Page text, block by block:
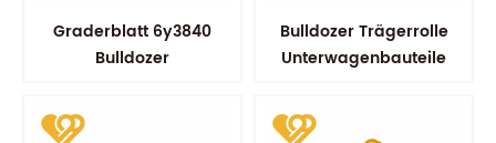
Graderblatt 6y3840
Bulldozer
Ersatzverschleißteile
Bulldozer Trägerrolle
Unterwagenbauteile